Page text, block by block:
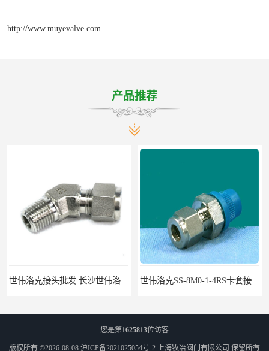
http://www.muyevalve.com
产品推荐
您是第1625813位访客
版权所有 ©2026-08-08 沪ICP备2021025054号-2 上海牧冶阀门有限公司 保留所有